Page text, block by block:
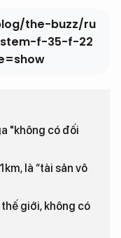
the-buzz/ru
f-35-f-22
"không có đối
là “tài sản vô
giới, không có